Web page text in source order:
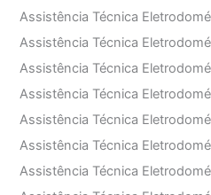
Assistência Técnica
Assistência Técnica
Assistência Técnica
Assistência Técnica
Assistência Técnica
Assistência Técnica
Assistência Técnica